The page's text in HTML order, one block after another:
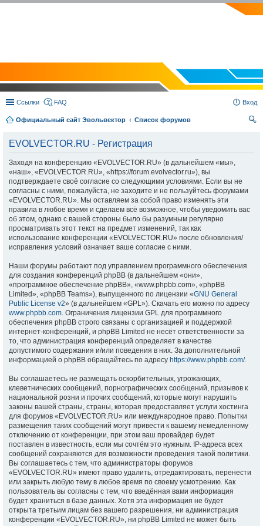
Ссылки FAQ Вход
Официальный сайт Эвольвектор
Список форумов
EVOLVECTOR.RU - Регистрация
Заходя на конференцию «EVOLVECTOR.RU» (в дальнейшем «мы»,
«наш», «EVOLVECTOR.RU», «https://forum.evolvector.ru»), вы
подтверждаете своё согласие со следующими условиями. Если вы не
согласны с ними, пожалуйста, не заходите и не пользуйтесь форумами
«EVOLVECTOR.RU». Мы оставляем за собой право изменять эти
правила в любое время и сделаем всё возможное, чтобы уведомить вас
об этом, однако с вашей стороны было бы разумным регулярно
просматривать этот текст на предмет изменений, так как
использование конференции «EVOLVECTOR.RU» после обновления/
исправления условий означает ваше согласие с ними.
Наши форумы работают под управлением программного обеспечения
для создания конференций phpBB (в дальнейшем «они»,
«программное обеспечение phpBB», «www.phpbb.com», «phpBB
Limited», «phpBB Teams»), выпущенного по лицензии «GNU General
Public License v2» (в дальнейшем «GPL»). Скачать его можно по адресу
www.phpbb.com. Ограничения лицензии GPL для программного
обеспечения phpBB строго связаны с организацией и поддержкой
интернет-конференций, и phpBB Limited не несёт ответственности за
то, что администрация конференций определяет в качестве
допустимого содержания и/или поведения в них. За дополнительной
информацией о phpBB обращайтесь по адресу https://www.phpbb.com/.
Вы соглашаетесь не размещать оскорбительных, угрожающих,
клеветнических сообщений, порнографических сообщений, призывов к
национальной розни и прочих сообщений, которые могут нарушить
законы вашей страны, страны, которая предоставляет услуги хостинга
для форумов «EVOLVECTOR.RU» или международное право. Попытки
размещения таких сообщений могут привести к вашему немедленному
отключению от конференции, при этом ваш провайдер будет
поставлен в известность, если мы сочтём это нужным. IP-адреса всех
сообщений сохраняются для возможности проведения такой политики.
Вы соглашаетесь с тем, что администраторы форумов
«EVOLVECTOR.RU» имеют право удалить, отредактировать, перенести
или закрыть любую тему в любое время по своему усмотрению. Как
пользователь вы согласны с тем, что введённая вами информация
будет храниться в базе данных. Хотя эта информация не будет
открыта третьим лицам без вашего разрешения, ни администрация
конференции «EVOLVECTOR.RU», ни phpBB Limited не может быть